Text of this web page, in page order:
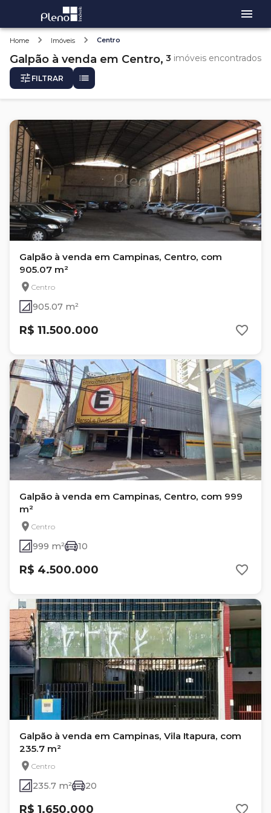
Home Imóveis Centro
Galpão à venda em Centro, 3 imóveis encontrados
FILTRAR
Galpão à venda em Campinas, Centro, com
905.07 m²
Centro
905.07 m²
R$ 11.500.000
Galpão à venda em Campinas, Centro, com 999
m²
Centro
999 m² 10
R$ 4.500.000
Galpão à venda em Campinas, Vila Itapura, com
235.7 m²
Centro
235.7 m² 20
R$ 1.650.000